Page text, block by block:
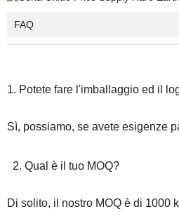
FAQ
1. Potete fare l'imballaggio ed il
Sì, possiamo, se avete esigenze
2. Qual è il tuo MOQ?
Di solito, il nostro MOQ è di 1000